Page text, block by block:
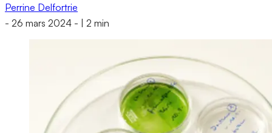
Perrine Delfortrie
- 26 mars 2024 - 2 min